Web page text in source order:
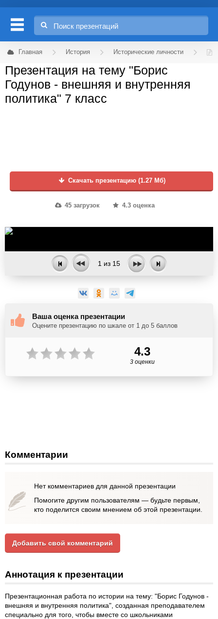
Главная История Исторические личности
Презентация на тему "Борис
Годунов - внешняя и внутренняя
политика" 7 класс
Скачать презентацию (1.27 Мб)
45 загрузок 4.3 оценка
1 из 15
Ваша оценка презентации
Оцените презентацию по шкале от 1 до 5 баллов
4.3
3 оценки
Комментарии
Нет комментариев для данной презентации
Помогите другим пользователям — будьте первым,
кто поделится своим мнением об этой презентации.
Добавить свой комментарий
Аннотация к презентации
Презентационная работа по истории на тему: "Борис Годунов -
внешняя и внутренняя политика", созданная преподавателем
специально для того, чтобы вместе со школьниками